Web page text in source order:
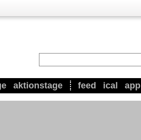
aktionstage feed ical app